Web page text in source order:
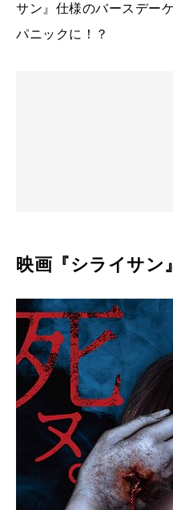
サン』仕様のバースデー
パニックに！？
映画『シライサン』